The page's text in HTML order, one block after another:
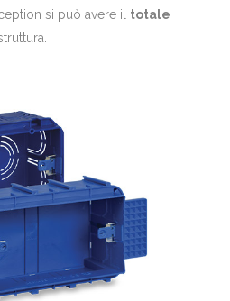
si può avere il totale